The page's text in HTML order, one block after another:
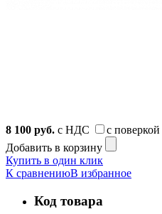
8 100 руб. с НДС с поверкой
Добавить в корзину
Купить в один клик
К сравнениюВ избранное
Код товара